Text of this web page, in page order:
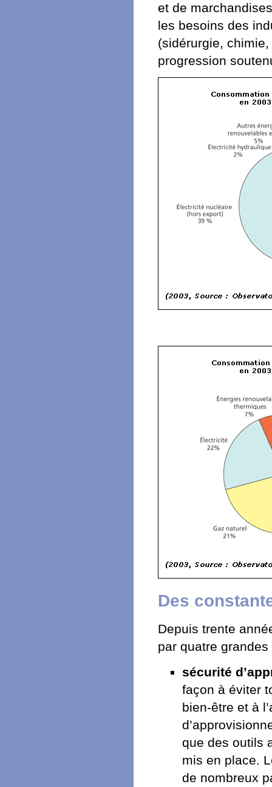
et de
les besoins des
(sidérurgie,
progression
Des
Depuis trente
par quatre
sécurité
façon à éviter
bien-être et à
que des outils
mis en place.
de nombreux